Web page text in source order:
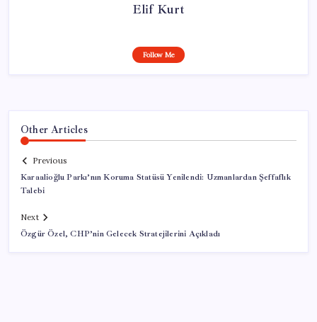
Elif Kurt
Follow Me
Other Articles
Previous
Karaalioğlu Parkı’nın Koruma Statüsü Yenilendi: Uzmanlardan Şeffaflık
Talebi
Next
Özgür Özel, CHP’nin Gelecek Stratejilerini Açıkladı